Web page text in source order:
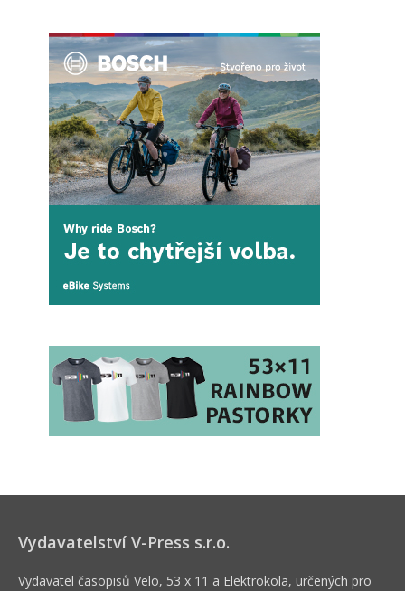
Vydavatelství V-Press s.r.o.
Vydavatel časopisů Velo, 53 x 11 a Elektrokola, určených pro